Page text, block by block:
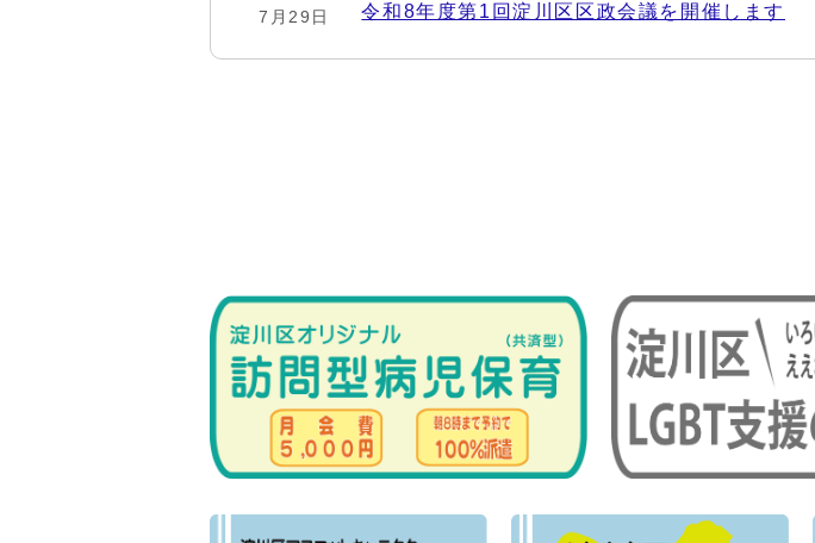
7月29日 令和8年度第1回淀川区区政会議を開催します